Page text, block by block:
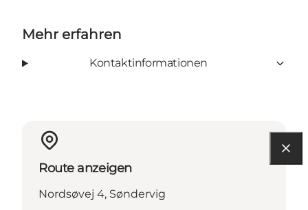
Mehr erfahren
Kontaktinformationen
Route anzeigen
Nordsøvej 4, Søndervig